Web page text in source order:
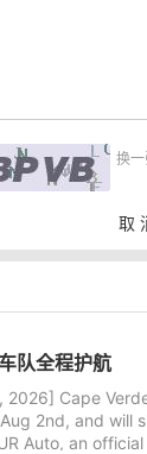
换
取
队全程护航
2026] Cape
2nd, and will
Auto, an